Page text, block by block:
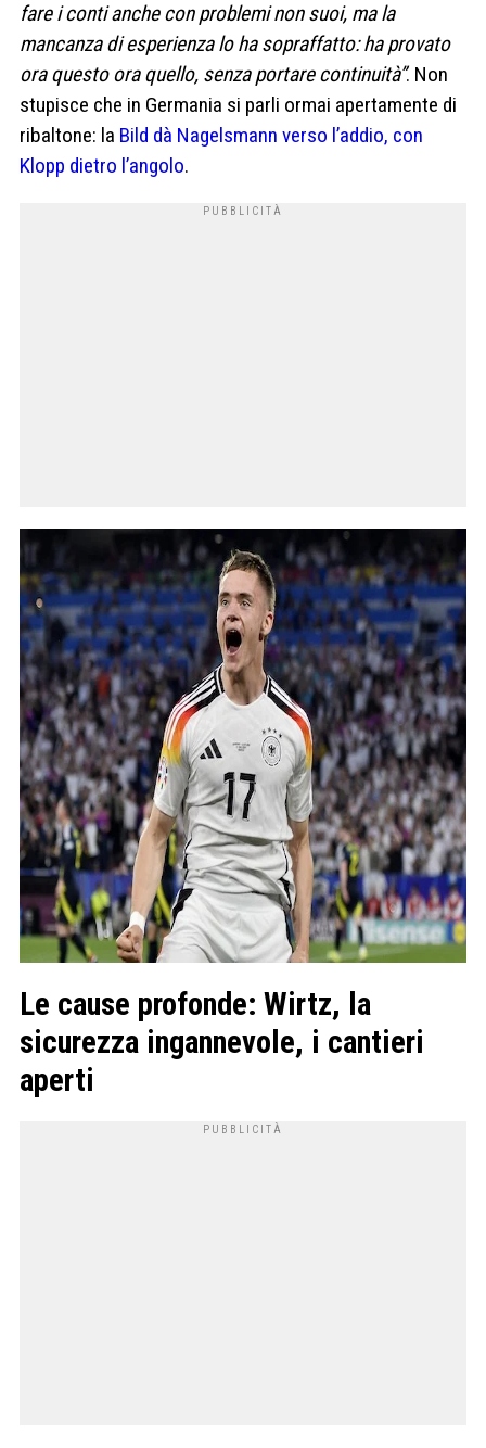
fare i conti anche con problemi non suoi, ma la
mancanza di esperienza lo ha sopraffatto: ha provato
ora questo ora quello, senza portare continuità”. Non
stupisce che in Germania si parli ormai apertamente di
ribaltone: la Bild dà Nagelsmann verso l’addio, con
Klopp dietro l’angolo.
Le cause profonde: Wirtz, la
sicurezza ingannevole, i cantieri
aperti